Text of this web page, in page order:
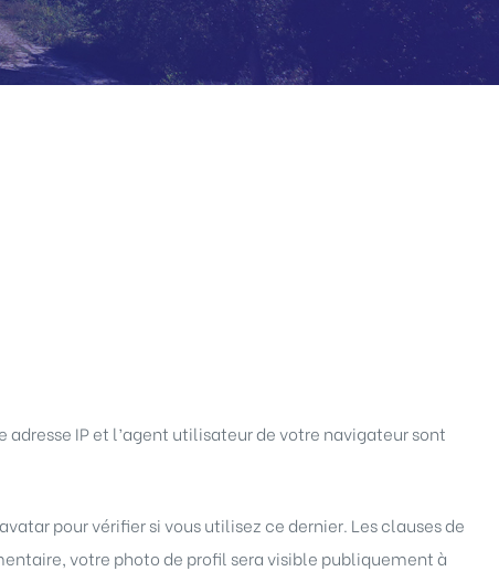
IP et l’agent utilisateur de votre navigateur sont
pour vérifier si vous utilisez ce dernier. Les clauses de
votre photo de profil sera visible publiquement à